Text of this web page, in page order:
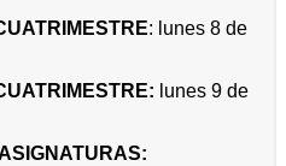
: lunes 8 de
lunes 9 de